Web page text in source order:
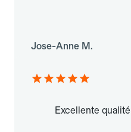
Jose-Anne M.
Excellente